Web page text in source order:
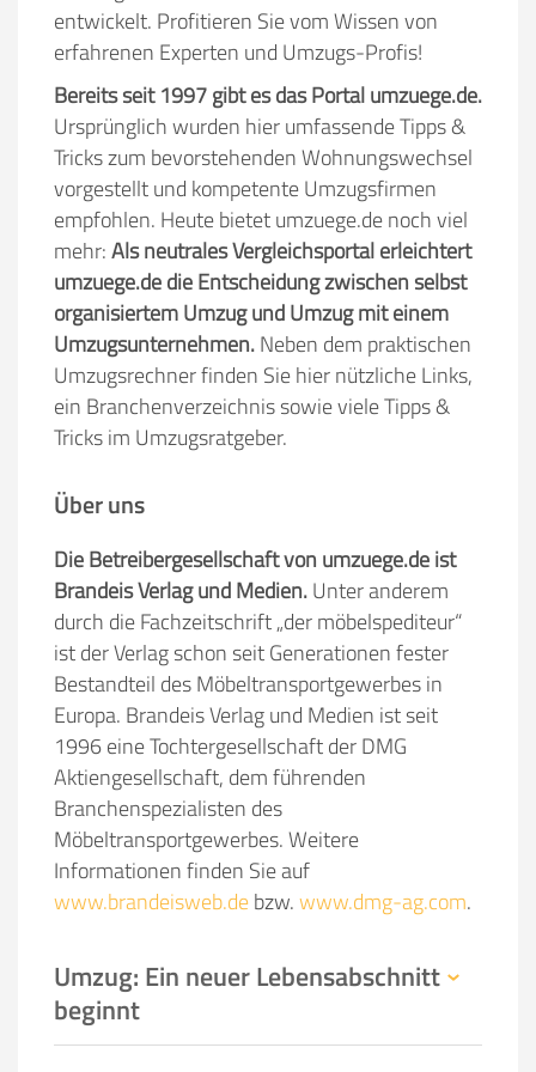
entwickelt. Profitieren Sie vom Wissen von
erfahrenen Experten und Umzugs-Profis!
Bereits seit 1997 gibt es das Portal umzuege.de.
Ursprünglich wurden hier umfassende Tipps &
Tricks zum bevorstehenden Wohnungswechsel
vorgestellt und kompetente Umzugsfirmen
empfohlen. Heute bietet umzuege.de noch viel
mehr:Als neutrales Vergleichsportal erleichtert
umzuege.de die Entscheidung zwischen selbst
organisiertem Umzug und Umzug mit einem
Umzugsunternehmen.Neben dem praktischen
Umzugsrechner finden Sie hier nützliche Links,
ein Branchenverzeichnis sowie viele Tipps &
Tricks im Umzugsratgeber.
Über uns
Die Betreibergesellschaft von umzuege.de ist
Brandeis Verlag und Medien.Unter anderem
durch die Fachzeitschrift „der möbelspediteur“
ist der Verlag schon seit Generationen fester
Bestandteil des Möbeltransportgewerbes in
Europa. Brandeis Verlag und Medien ist seit
1996 eine Tochtergesellschaft der DMG
Aktiengesellschaft, dem führenden
Branchenspezialisten des
Möbeltransportgewerbes. Weitere
Informationen finden Sie auf
www.brandeisweb.debzw.www.dmg-ag.com.
Umzug: Ein neuer Lebensabschnitt
beginnt